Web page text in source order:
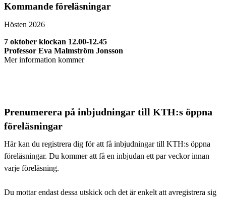
Kommande föreläsningar
Hösten 2026
7 oktober klockan 12.00-12.45
Professor Eva Malmström Jonsson
Mer information kommer
Prenumerera på inbjudningar till KTH:s öppna
föreläsningar
Här kan du registrera dig för att få inbjudningar till KTH:s öppna
föreläsningar. Du kommer att få en inbjudan ett par veckor innan
varje föreläsning.
Du mottar endast dessa utskick och det är enkelt att avregistrera sig